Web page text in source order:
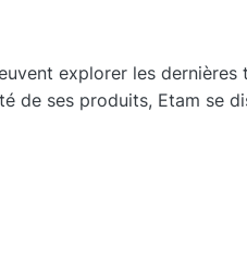
explorer les dernières
de ses produits, Etam se